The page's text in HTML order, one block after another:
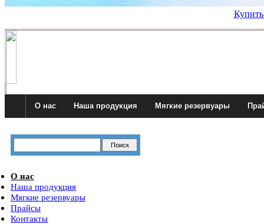
О нас Наша продукция Мягкие резервуары
О нас
Наша продукция
Мягкие резервуары
Прайсы
Контакты